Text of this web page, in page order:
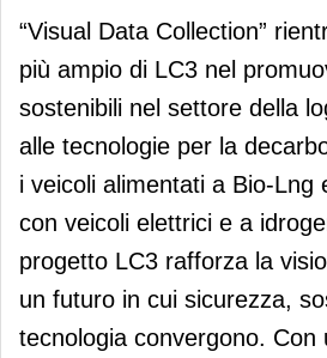
“Visual Data Collection”
più ampio di LC3 nel
sostenibili nel settore della
alle tecnologie per la
i veicoli alimentati a Bio-Lng
con veicoli elettrici e a
progetto LC3 rafforza la
un futuro in cui sicurezza,
tecnologia convergono. Con